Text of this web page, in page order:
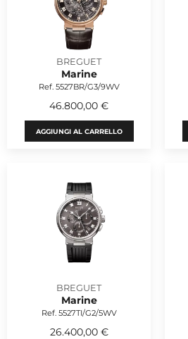
BREGUET
Marine
Ref. 5527BR/G3/9WV
46.800,00 €
AGGIUNGI AL CARRELLO
BREGUET
Marine
Ref. 5527TI/G2/5WV
26.400,00 €